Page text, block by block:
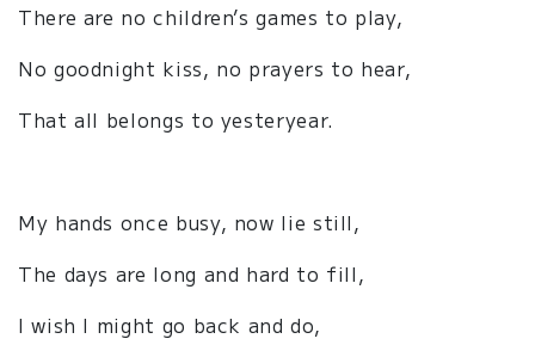
There are no children’s games to play,
No goodnight kiss, no prayers to hear,
That all belongs to yesteryear.
My hands once busy, now lie still,
The days are long and hard to fill,
I wish I might go back and do,